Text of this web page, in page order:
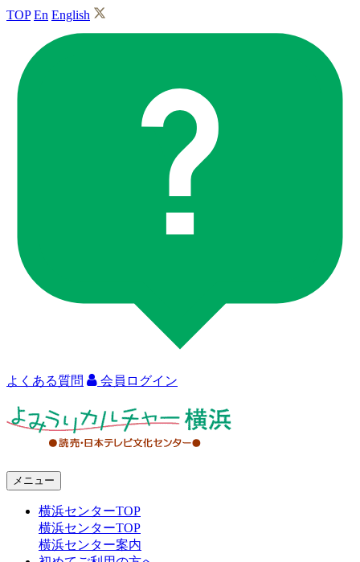
TOP En English
よくある質問 会員ログイン
メニュー
横浜センターTOP
横浜センターTOP
横浜センター案内